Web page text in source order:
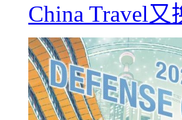
China Travel